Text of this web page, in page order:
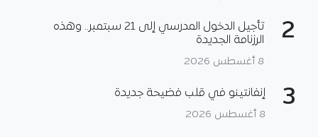
2
تأجيل الدخول المدرسي إلى 21 سبتمبر.. وهذه
الرزنامة الجديدة
8 أغسطس 2026
3 إنفانتينو في قلب فضيحة جديدة
8 أغسطس 2026